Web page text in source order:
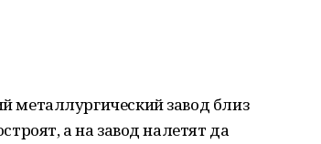
металлургический завод близ
а на завод налетят да